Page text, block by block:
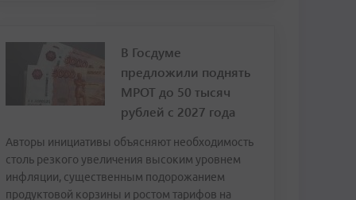
В Госдуме
предложили поднять
МРОТ до 50 тысяч
рублей с 2027 года
Авторы инициативы объясняют необходимость
столь резкого увеличения высоким уровнем
инфляции, существенным подорожанием
продуктовой корзины и ростом тарифов на